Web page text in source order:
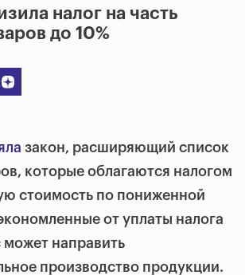
налог на часть
до 10%
закон, расширяющий список
которые облагаются налогом
стоимость по пониженной
от уплаты налога
может направить
производство продукции.